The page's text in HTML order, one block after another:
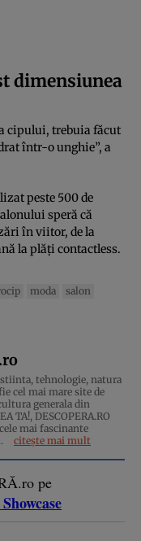
dimensiunea
cipului, trebuia făcut
într-o unghie”, a
peste 500 de
speră că
în viitor, de la
la plăţi contactless.
moda
salon
stiinta, tehnologie, natura
cel mai mare site de
generala din
TA!, DESCOPERA.RO
mai fascinante
citește mai mult
pe